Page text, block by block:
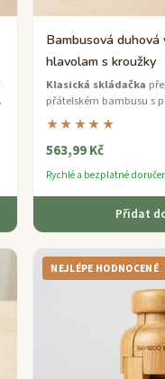
Bambusová
hlavolam s kroužky
Klasická skládačka
přátelském bambusu s
barvami — budujte
kroužek po druhém.
★★★★★
563,99 Kč
Rychlé a bezplatné
Přidat
NEJLÉPE HODNOCENÉ